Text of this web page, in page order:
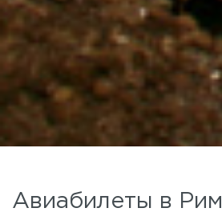
Авиабилеты в Рим